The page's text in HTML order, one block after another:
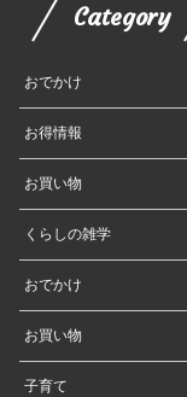
Category
おでかけ
お得情報
お買い物
くらしの雑学
おでかけ
お買い物
子育て